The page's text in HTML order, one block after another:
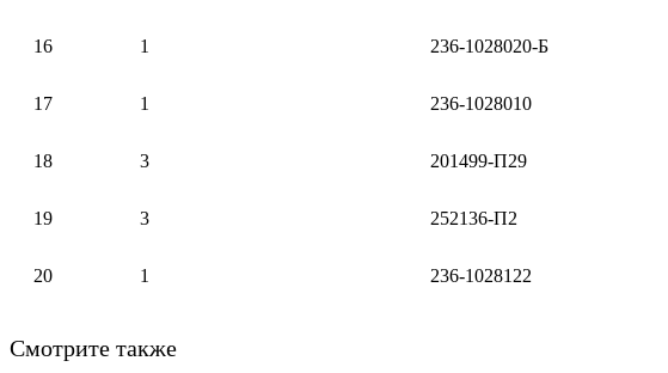
16 1 236-1028020-Б
17 1 236-1028010
18 3 201499-П29
19 3 252136-П2
20 1 236-1028122
Смотрите также